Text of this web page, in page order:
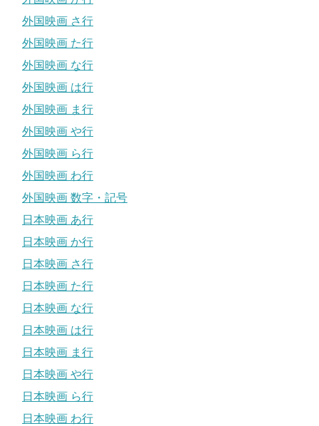
外国映画 さ行
外国映画 た行
外国映画 な行
外国映画 は行
外国映画 ま行
外国映画 や行
外国映画 ら行
外国映画 わ行
外国映画 数字・記号
日本映画 あ行
日本映画 か行
日本映画 さ行
日本映画 た行
日本映画 な行
日本映画 は行
日本映画 ま行
日本映画 や行
日本映画 ら行
日本映画 わ行